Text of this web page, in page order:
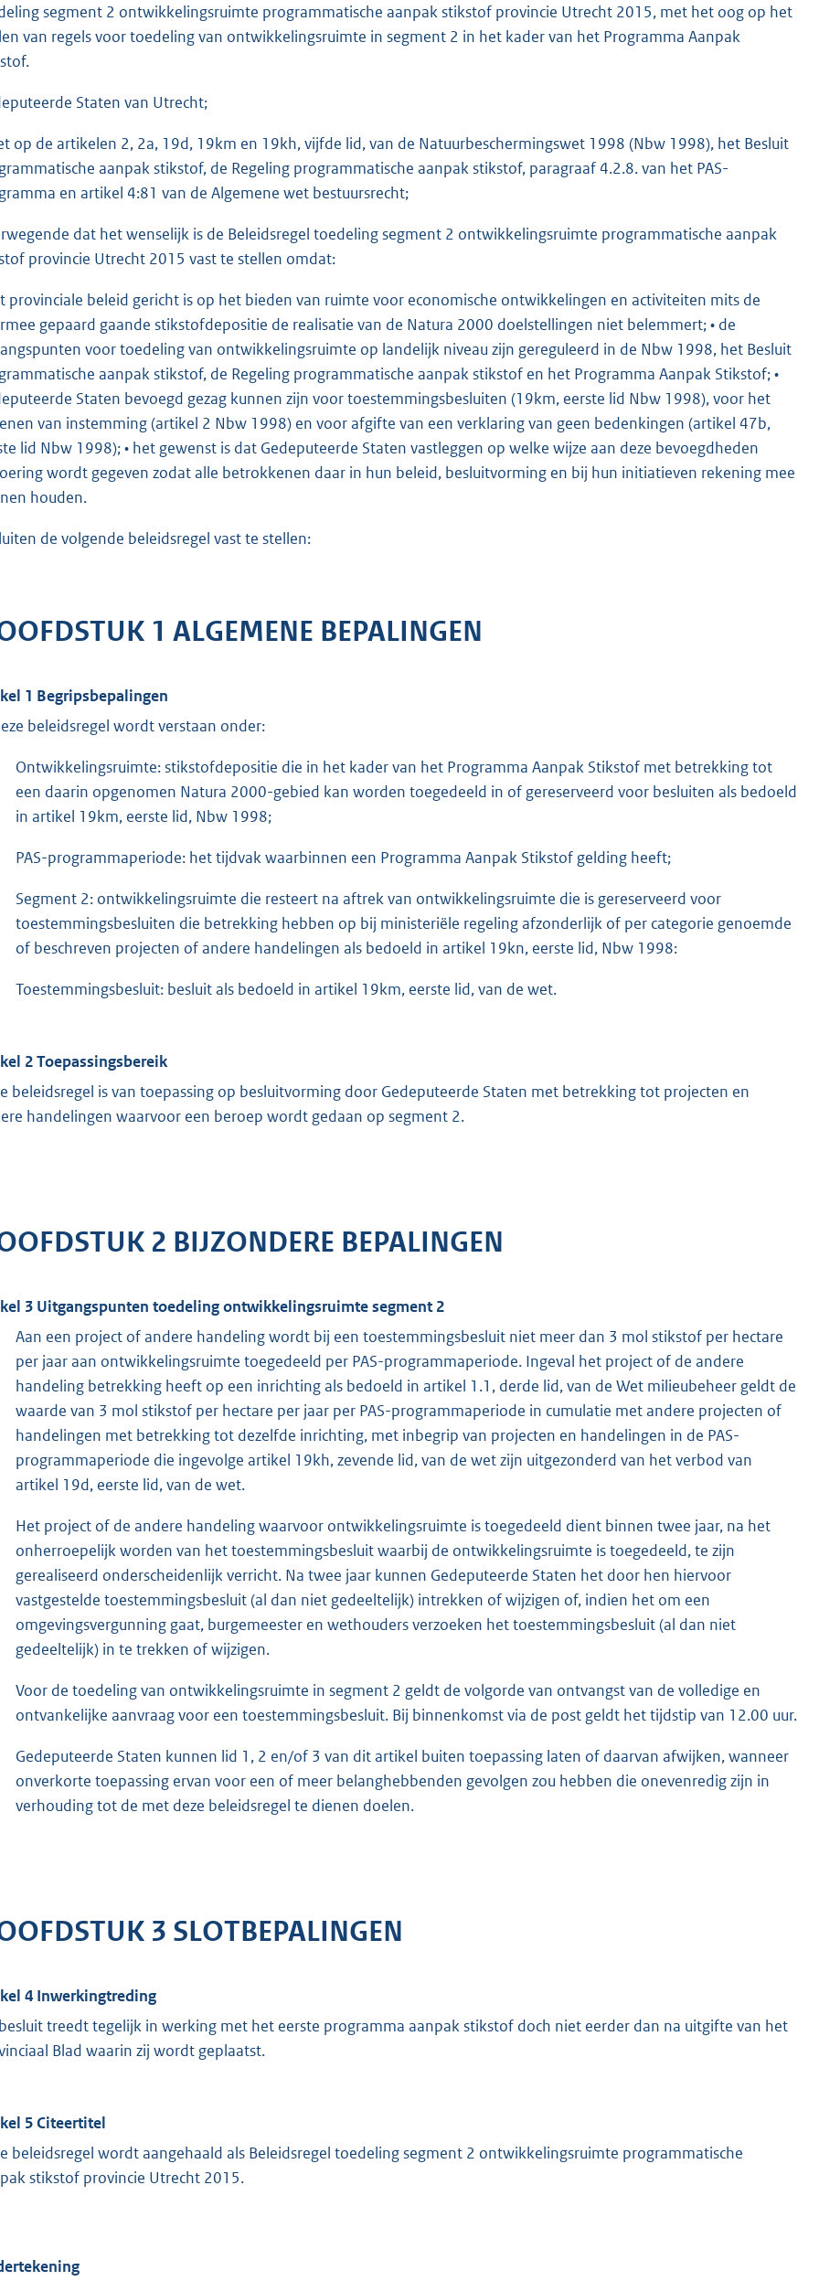
segment 2 ontwikkelingsruimte programmatische aanpak stikstof provincie Utrecht 2015, met het oog op het
van regels voor toedeling van ontwikkelingsruimte in segment 2 in het kader van het Programma Aanpak
Staten van Utrecht;
op de artikelen 2, 2a, 19d, 19km en 19kh, vijfde lid, van de Natuurbeschermingswet 1998 (Nbw 1998), het Besluit
aanpak stikstof, de Regeling programmatische aanpak stikstof, paragraaf 4.2.8. van het PAS-
en artikel 4:81 van de Algemene wet bestuursrecht;
dat het wenselijk is de Beleidsregel toedeling segment 2 ontwikkelingsruimte programmatische aanpak
provincie Utrecht 2015 vast te stellen omdat:
provinciale beleid gericht is op het bieden van ruimte voor economische ontwikkelingen en activiteiten mits de
gepaard gaande stikstofdepositie de realisatie van de Natura 2000 doelstellingen niet belemmert; • de
voor toedeling van ontwikkelingsruimte op landelijk niveau zijn gereguleerd in de Nbw 1998, het Besluit
aanpak stikstof, de Regeling programmatische aanpak stikstof en het Programma Aanpak Stikstof; •
Staten bevoegd gezag kunnen zijn voor toestemmingsbesluiten (19km, eerste lid Nbw 1998), voor het
van instemming (artikel 2 Nbw 1998) en voor afgifte van een verklaring van geen bedenkingen (artikel 47b,
lid Nbw 1998); • het gewenst is dat Gedeputeerde Staten vastleggen op welke wijze aan deze bevoegdheden
wordt gegeven zodat alle betrokkenen daar in hun beleid, besluitvorming en bij hun initiatieven rekening mee
houden.
de volgende beleidsregel vast te stellen:
1 ALGEMENE BEPALINGEN
1 Begripsbepalingen
beleidsregel wordt verstaan onder:
Ontwikkelingsruimte: stikstofdepositie die in het kader van het Programma Aanpak Stikstof met betrekking tot
een daarin opgenomen Natura 2000-gebied kan worden toegedeeld in of gereserveerd voor besluiten als bedoeld
in artikel 19km, eerste lid, Nbw 1998;
PAS-programmaperiode: het tijdvak waarbinnen een Programma Aanpak Stikstof gelding heeft;
Segment 2: ontwikkelingsruimte die resteert na aftrek van ontwikkelingsruimte die is gereserveerd voor
toestemmingsbesluiten die betrekking hebben op bij ministeriële regeling afzonderlijk of per categorie genoemde
of beschreven projecten of andere handelingen als bedoeld in artikel 19kn, eerste lid, Nbw 1998:
Toestemmingsbesluit: besluit als bedoeld in artikel 19km, eerste lid, van de wet.
2 Toepassingsbereik
beleidsregel is van toepassing op besluitvorming door Gedeputeerde Staten met betrekking tot projecten en
handelingen waarvoor een beroep wordt gedaan op segment 2.
2 BIJZONDERE BEPALINGEN
3 Uitgangspunten toedeling ontwikkelingsruimte segment 2
Aan een project of andere handeling wordt bij een toestemmingsbesluit niet meer dan 3 mol stikstof per hectare
per jaar aan ontwikkelingsruimte toegedeeld per PAS-programmaperiode. Ingeval het project of de andere
handeling betrekking heeft op een inrichting als bedoeld in artikel 1.1, derde lid, van de Wet milieubeheer geldt de
waarde van 3 mol stikstof per hectare per jaar per PAS-programmaperiode in cumulatie met andere projecten of
handelingen met betrekking tot dezelfde inrichting, met inbegrip van projecten en handelingen in de PAS-
programmaperiode die ingevolge artikel 19kh, zevende lid, van de wet zijn uitgezonderd van het verbod van
artikel 19d, eerste lid, van de wet.
Het project of de andere handeling waarvoor ontwikkelingsruimte is toegedeeld dient binnen twee jaar, na het
onherroepelijk worden van het toestemmingsbesluit waarbij de ontwikkelingsruimte is toegedeeld, te zijn
gerealiseerd onderscheidenlijk verricht. Na twee jaar kunnen Gedeputeerde Staten het door hen hiervoor
vastgestelde toestemmingsbesluit (al dan niet gedeeltelijk) intrekken of wijzigen of, indien het om een
omgevingsvergunning gaat, burgemeester en wethouders verzoeken het toestemmingsbesluit (al dan niet
gedeeltelijk) in te trekken of wijzigen.
Voor de toedeling van ontwikkelingsruimte in segment 2 geldt de volgorde van ontvangst van de volledige en
ontvankelijke aanvraag voor een toestemmingsbesluit. Bij binnenkomst via de post geldt het tijdstip van 12.00 uur.
Gedeputeerde Staten kunnen lid 1, 2 en/of 3 van dit artikel buiten toepassing laten of daarvan afwijken, wanneer
onverkorte toepassing ervan voor een of meer belanghebbenden gevolgen zou hebben die onevenredig zijn in
verhouding tot de met deze beleidsregel te dienen doelen.
3 SLOTBEPALINGEN
4 Inwerkingtreding
treedt tegelijk in werking met het eerste programma aanpak stikstof doch niet eerder dan na uitgifte van het
Blad waarin zij wordt geplaatst.
5 Citeertitel
beleidsregel wordt aangehaald als Beleidsregel toedeling segment 2 ontwikkelingsruimte programmatische
stikstof provincie Utrecht 2015.